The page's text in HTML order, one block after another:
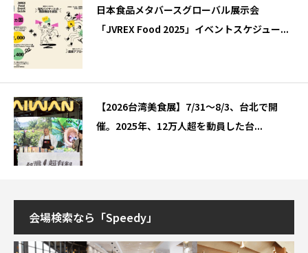
日本食品メタバースグローバル展示会
「JVREX Food 2025」イベントスケジュー...
【2026台湾美食展】7/31～8/3、台北で開
催。2025年、12万人超を動員した台...
会場検索なら「Speedy」